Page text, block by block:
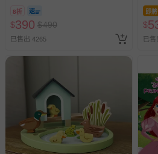
問，你可詳見：
媽咪愛客服中心
預購商品：預購為海外同步代購
助取消退款事宜。
會主動以簡訊及mail通知訂單取
償。
8/30 (電子票券，於展期現場憑
訂單編號兌換，逾期作廢) (大
人小孩均一價(3歲以上需購票))
8折
$390 $490
已售出 4265
即
$
已售